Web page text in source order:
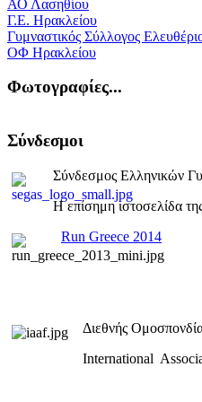
ΑΟ Λασηθίου
Γ.Ε. Ηρακλείου
Γυμναστικός Σύλλογος
ΟΦ Ηρακλείου
Φωτογραφίες...
Σύνδεσμοι
Σύνδεσμος Ελληνικών
Η επίσημη ιστοσελίδα
Run Greece 2014
Διεθνής
International